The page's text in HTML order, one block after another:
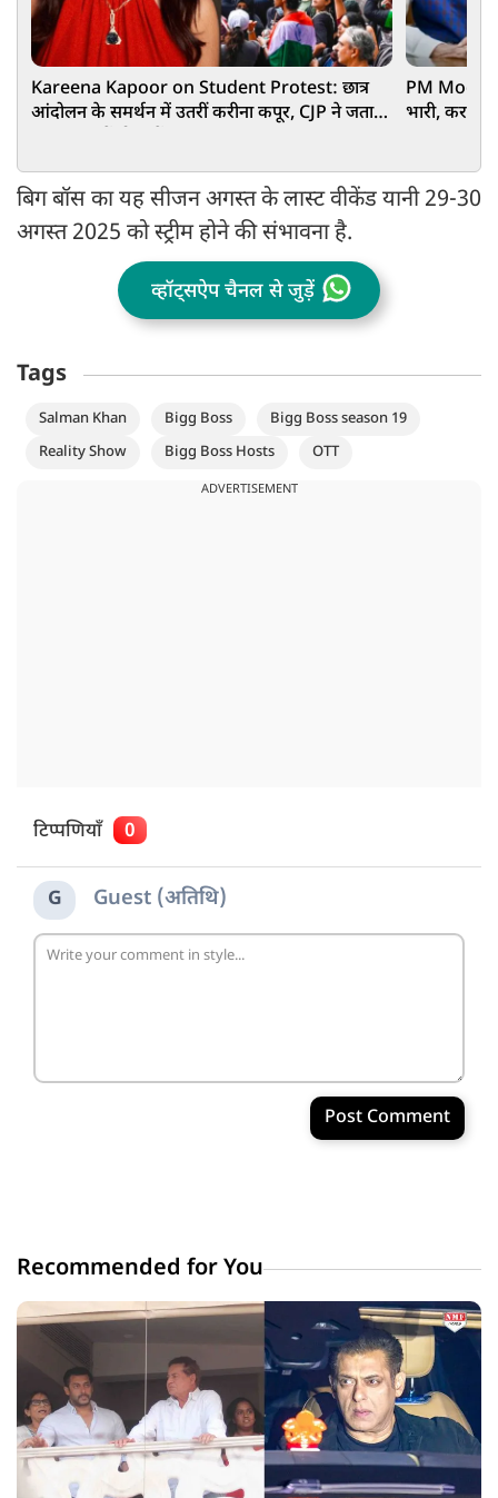
Kareena Kapoor on Student Protest: छात्र
आंदोलन के समर्थन में उतरीं करीना कपूर, CJP ने जताया
PM Modi
भारी, कर
बिग बॉस का यह सीजन अगस्त के लास्ट वीकेंड यानी 29-30
अगस्त 2025 को स्ट्रीम होने की संभावना है.
व्हॉट्सऐप चैनल से जुड़ें
Tags
Salman Khan Bigg Boss
Bigg Boss season 19
Reality Show
Bigg Boss Hosts OTT
ADVERTISEMENT
टिप्पणियाँ 0
G Guest (अतिथि)
Post Comment
Recommended for You